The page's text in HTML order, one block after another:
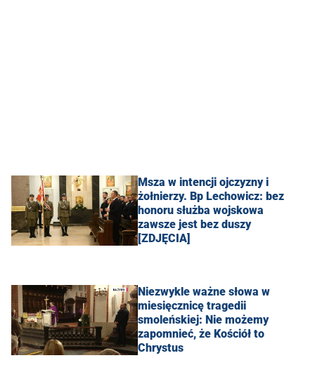
Msza w intencji ojczyzny i
żołnierzy. Bp Lechowicz: bez
honoru służba wojskowa
zawsze jest bez duszy
[ZDJĘCIA]
Niezwykle ważne słowa w
miesięcznicę tragedii
smoleńskiej: Nie możemy
zapomnieć, że Kościół to
Chrystus